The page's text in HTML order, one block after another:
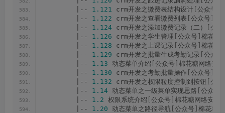
        |--
1.121 crm开发之缴费表结构设计 公众号
        |--
1.122 crm开发之查看缴费列表 公众号
        |--
1.124 crm开发之添加缴费记录（二）
公众
        |--
1.126 crm开发之学生管理 公众号 棉花糖
        |--
1.128 crm开发之上课记录 公众号 棉花糖
        |--
1.129 crm开发之批量生成考勤记录 公众号
        |--
1.13 动态菜单介绍 公众号 棉花糖网络安
        |--
1.130 crm开发之考勤批量操作 公众号
        |--
1.132 crm开发之权限粒度控制到按钮 公众
        |--
1.14 动态菜单之一级菜单实现思路 公众号
        |--
1.2 权限系统介绍 公众号 棉花糖网络安全
        |--
1.20 动态菜单之路径导航 公众号 棉花糖